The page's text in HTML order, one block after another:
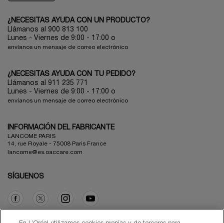
¿NECESITAS AYUDA CON UN PRODUCTO?
Llámanos al 900 813 100
Lunes - Viernes de 9:00 - 17:00 o
envíanos un mensaje de correo electrónico
¿NECESITAS AYUDA CON TU PEDIDO?
Llámanos al 911 235 771
Lunes - Viernes de 9:00 - 17:00 o
envíanos un mensaje de correo electrónico
INFORMACIÓN DEL FABRICANTE
LANCOME PARIS
14, rue Royale - 75008 Paris France
lancome@es.oaccare.com
SÍGUENOS